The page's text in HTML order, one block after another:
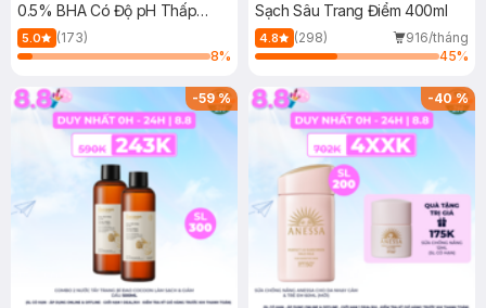
0.5% BHA Có Độ pH Thấp
150ml
5.0
(173)
8%
Sạch Sâu Trang Điểm 400ml
4.8 (298)
916/tháng
45%
-59% -40%